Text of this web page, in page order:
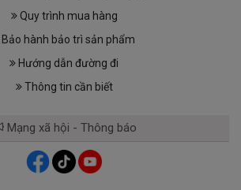
Quy trình mua hàng
Bảo hành bảo trì sản phẩm
Hướng dẫn đường đi
Thông tin cần biết
Mạng xã hội - Thông báo